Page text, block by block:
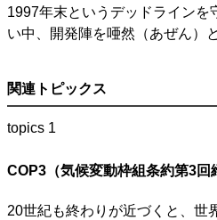
1997年末というデッドラインを
い中、開発陣を唖然（あぜん）
関連トピックス
topics 1
COP3（気候変動枠組条約第3回
20世紀も終わりが近づくと、世